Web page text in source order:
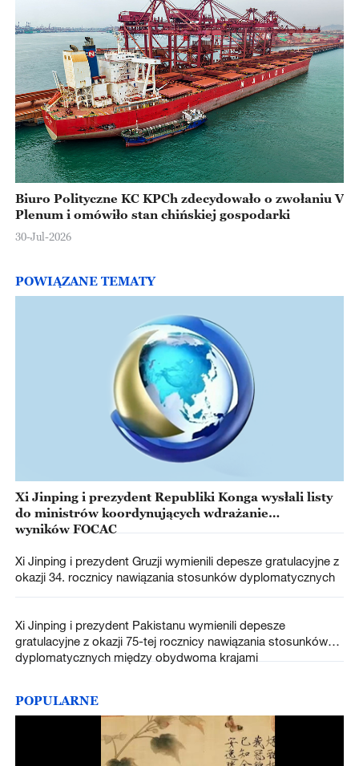
Biuro Polityczne KC KPCh zdecydowało o zwołaniu V
Plenum i omówiło stan chińskiej gospodarki
30-Jul-2026
POWIĄZANE TEMATY
Xi Jinping i prezydent Republiki Konga wysłali listy
do ministrów koordynujących wdrażanie
wyników FOCAC
Xi Jinping i prezydent Gruzji wymienili depesze gratulacyjne z
okazji 34. rocznicy nawiązania stosunków dyplomatycznych
Xi Jinping i prezydent Pakistanu wymienili depesze
gratulacyjne z okazji 75-tej rocznicy nawiązania stosunków
dyplomatycznych między obydwoma krajami
POPULARNE